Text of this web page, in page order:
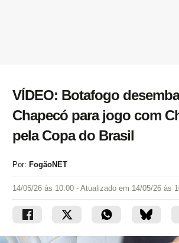
VÍDEO: Botafogo
Chapecó para jogo com
pela Copa do Brasil
Por: FogãoNET
14/05/26 às 10:00 - Atualizado em 14/05/26 às